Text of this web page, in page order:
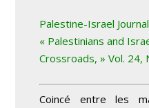
Palestine-Israel Journal
« Palestinians and
Crossroads, » Vol. 24,
Coincé entre les